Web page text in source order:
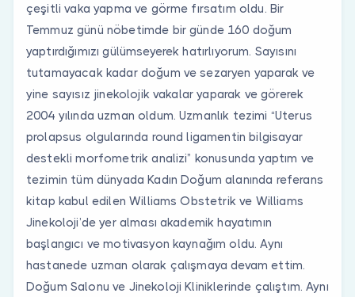
çeşitli vaka yapma ve görme fırsatım oldu. Bir
Temmuz günü nöbetimde bir günde 160 doğum
yaptırdığımızı gülümseyerek hatırlıyorum. Sayısını
tutamayacak kadar doğum ve sezaryen yaparak ve
yine sayısız jinekolojik vakalar yaparak ve görerek
2004 yılında uzman oldum. Uzmanlık tezimi “Uterus
prolapsus olgularında round ligamentin bilgisayar
destekli morfometrik analizi” konusunda yaptım ve
tezimin tüm dünyada Kadın Doğum alanında referans
kitap kabul edilen Williams Obstetrik ve Williams
Jinekoloji’de yer alması akademik hayatımın
başlangıcı ve motivasyon kaynağım oldu. Aynı
hastanede uzman olarak çalışmaya devam ettim.
Doğum Salonu ve Jinekoloji Kliniklerinde çalıştım. Aynı